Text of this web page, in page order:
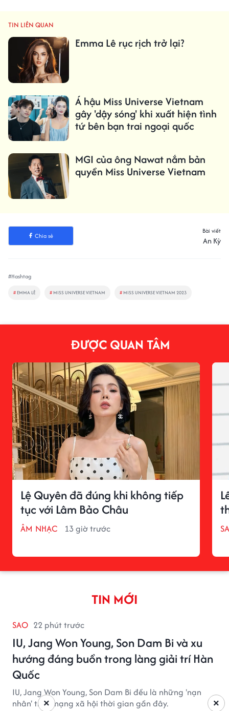
TIN LIÊN QUAN
Emma Lê rục rịch trở lại?
Á hậu Miss Universe Vietnam
gây 'dậy sóng' khi xuất hiện tình
tứ bên bạn trai ngoại quốc
MGI của ông Nawat nắm bản
quyền Miss Universe Vietnam
Chia sẻ
Bài viết
An Kỳ
#Hashtag
# EMMA LÊ # MISS UNIVERSE VIETNAM # MISS UNIVERSE VIETNAM 2023
ĐƯỢC QUAN TÂM
Lệ Quyên đã đúng khi không tiếp
tục với Lâm Bảo Châu
ÂM NHẠC 13 giờ trước
TIN MỚI
SAO 22 phút trước
IU, Jang Won Young, Son Dam Bi và xu
hướng đáng buồn trong làng giải trí Hàn
Quốc
IU, Jang Won Young, Son Dam Bi đều là những 'nạn
nhân' trên mạng xã hội thời gian gần đây.
×
×